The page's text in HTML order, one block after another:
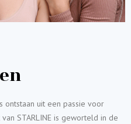
ontstaan uit een passie voor
STARLINE is geworteld in de